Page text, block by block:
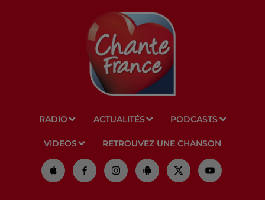
RADIO ACTUALITÉS PODCASTS
VIDEOS RETROUVEZ UNE CHANSON